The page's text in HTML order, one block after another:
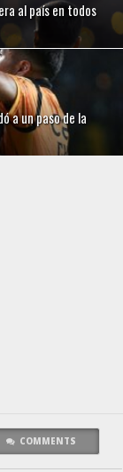
al país en todos
a un paso de la
COMMENTS